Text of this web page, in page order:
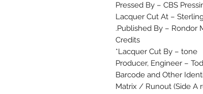
Pressed By – CBS
Lacquer Cut At –
Published By – Rondor
Credits
Lacquer Cut By – tone*
Producer, Engineer –
Barcode and Other
Matrix / Runout (Side A